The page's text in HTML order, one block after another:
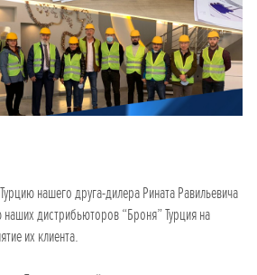
нашего друга-дилера Рината Равильевича
дистрибьюторов “Броня” Турция на
их клиента.